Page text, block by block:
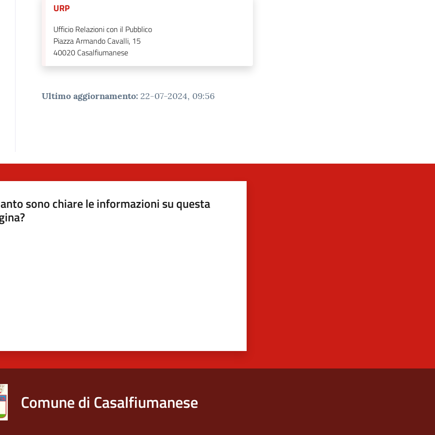
URP
Ufficio Relazioni con il Pubblico
Piazza Armando Cavalli, 15
40020 Casalfiumanese
Ultimo aggiornamento: 22-07-2024, 09:56
sono chiare le informazioni su questa
Comune di Casalfiumanese